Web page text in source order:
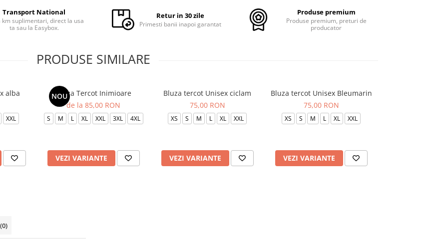
Transport National
km suplimentari, direct la usa
ta sau la Easybox.
Retur in 30 zile
Primesti banii inapoi garantat
Produse premium
Produse premium, preturi de
producator
PRODUSE SIMILARE
alba
XXL
NOU
Bluza Tercot Inimioare
de la 85,00 RON
S M L XL XXL 3XL 4XL
VEZI VARIANTE
Bluza tercot Unisex ciclam
75,00 RON
XS S M L XL XXL
VEZI VARIANTE
Bluza tercot Unisex Bleumarin
75,00 RON
XS S M L XL XXL
VEZI VARIANTE
(0)